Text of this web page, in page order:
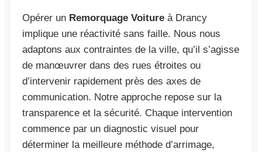
Opérer un Remorquage Voiture à Drancy
implique une réactivité sans faille. Nous nous
adaptons aux contraintes de la ville, qu’il s’agisse
de manœuvrer dans des rues étroites ou
d’intervenir rapidement près des axes de
communication. Notre approche repose sur la
transparence et la sécurité. Chaque intervention
commence par un diagnostic visuel pour
déterminer la meilleure méthode d’arrimage,